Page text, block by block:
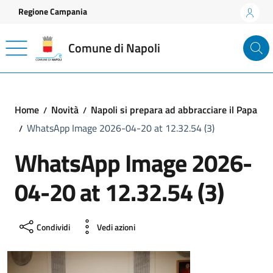
Vai ai contenuti
Vai al footer
Regione Campania
Comune di Napoli
Home Novità
Napoli si prepara ad abbracciare il Papa
WhatsApp Image 2026-04-20 at 12.32.54 (3)
WhatsApp Image 2026-
04-20 at 12.32.54 (3)
Condividi Vedi azioni